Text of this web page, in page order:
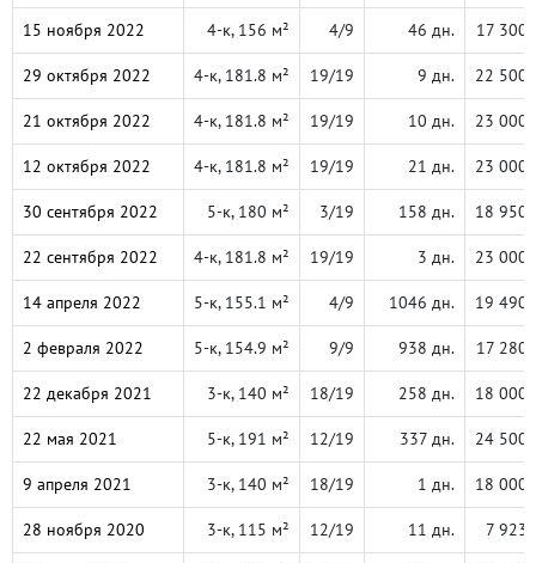
15 ноября 2022 4-к, 156 м² 4/9 46 дн. 17 300
29 октября 2022 4-к, 181.8 м² 19/19 9 дн. 22 500
21 октября 2022 4-к, 181.8 м² 19/19 10 дн. 23 000
12 октября 2022 4-к, 181.8 м² 19/19 21 дн. 23 000
30 сентября 2022 5-к, 180 м² 3/19 158 дн. 18 950
22 сентября 2022 4-к, 181.8 м² 19/19 3 дн. 23 000
14 апреля 2022 5-к, 155.1 м² 4/9 1046 дн. 19 490
2 февраля 2022 5-к, 154.9 м² 9/9 938 дн. 17 280
22 декабря 2021 3-к, 140 м² 18/19 258 дн. 18 000
22 мая 2021 5-к, 191 м² 12/19 337 дн. 24 500
9 апреля 2021 3-к, 140 м² 18/19 1 дн. 18 000
28 ноября 2020 3-к, 115 м² 12/19 11 дн. 7 923